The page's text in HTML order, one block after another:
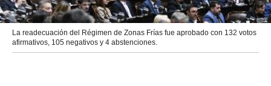
La readecuación del Régimen de Zonas Frías fue aprobado con 132 votos
afirmativos, 105 negativos y 4 abstenciones.